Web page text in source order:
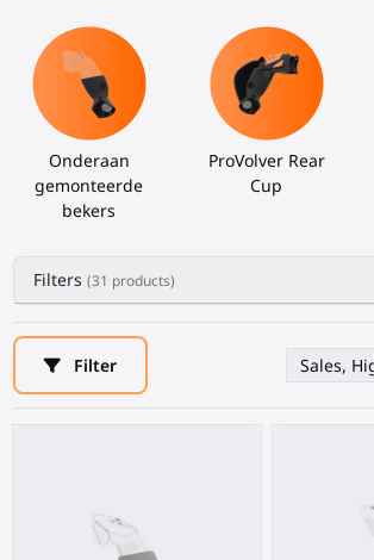
Onderaan
gemonteerde
bekers
ProVolver Rear
Cup
Filters (31 products)
Filter Sales,